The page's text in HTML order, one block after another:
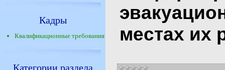
Кадры
Квалификационные требования
Категории раздела
местах их